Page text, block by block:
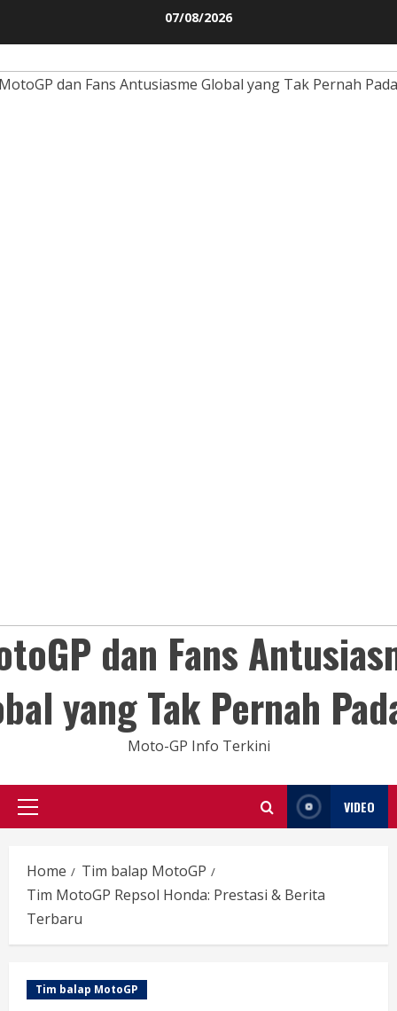
07/08/2026
dan Fans
yang Tak Pernah
Moto-GP Info Terkini
Primary
VIDEO
Home
Tim balap MotoGP
Tim MotoGP Repsol Honda: Prestasi & Berita
Terbaru
Tim balap MotoGP